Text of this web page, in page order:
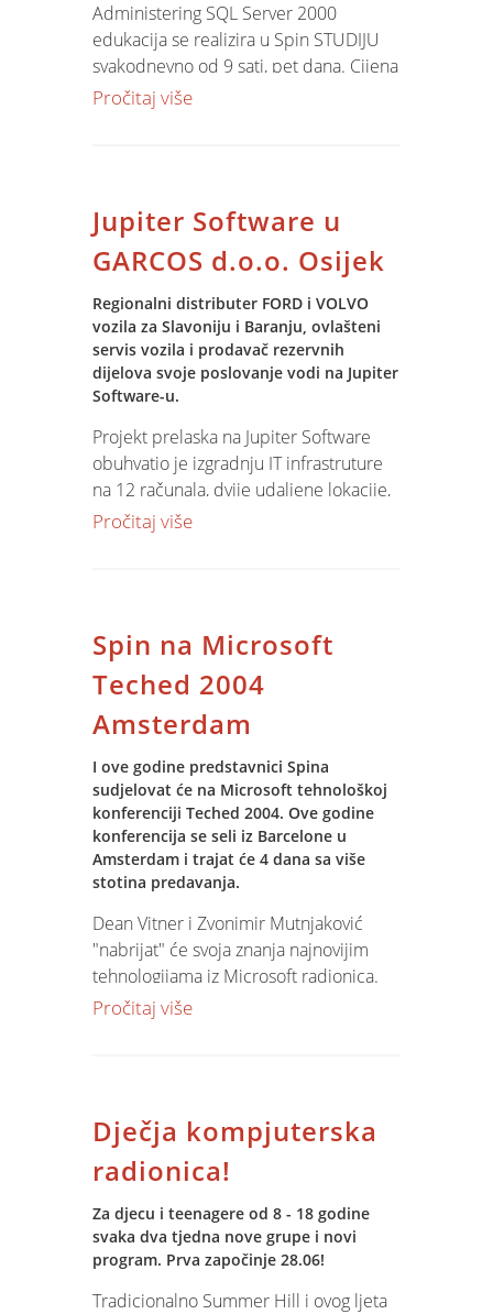
Administering SQL Server 2000
edukacija se realizira u Spin STUDIJU
svakodnevno od 9 sati, pet dana. Cijena
je 2500 kn ( pdv nije uključen ).
Pročitaj više
Jupiter Software u
GARCOS d.o.o. Osijek
Regionalni distributer FORD i VOLVO
vozila za Slavoniju i Baranju, ovlašteni
servis vozila i prodavač rezervnih
dijelova svoje poslovanje vodi na Jupiter
Software-u.
Projekt prelaska na Jupiter Software
obuhvatio je izgradnju IT infrastruture
na 12 računala, dvije udaljene lokacije,
prijenos postojećih podataka, obuku
Pročitaj više
Spin na Microsoft
Teched 2004
Amsterdam
I ove godine predstavnici Spina
sudjelovat će na Microsoft tehnološkoj
konferenciji Teched 2004. Ove godine
konferencija se seli iz Barcelone u
Amsterdam i trajat će 4 dana sa više
stotina predavanja.
Dean Vitner i Zvonimir Mutnjaković
"nabrijat" će svoja znanja najnovijim
tehnologijama iz Microsoft radionica.
najviše očekujemo od novog SQL-a, ali
Pročitaj više
Dječja kompjuterska
radionica!
Za djecu i teenagere od 8 - 18 godine
svaka dva tjedna nove grupe i novi
program. Prva započinje 28.06!
Tradicionalno Summer Hill i ovog ljeta